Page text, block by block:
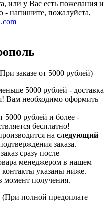
или у Вас есть пожелания и
- напишите, пожалуйста,
заказе от 5000 рублей)
5000 рублей - доставка
Вам необходимо оформить
5000 рублей и более -
бесплатно!
на следующий
заказа.
сразу после
менеджером в нашем
контакты указаны ниже.
момент получения.
(При полной предоплате